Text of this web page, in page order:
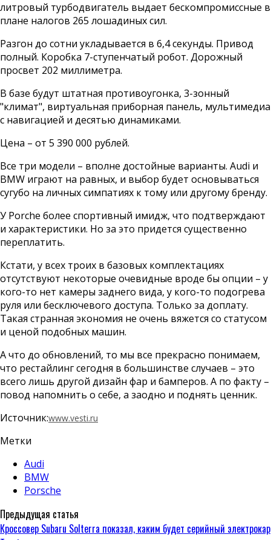
литровый турбодвигатель выдает бескомпромиссные в
плане налогов 265 лошадиных сил.
Разгон до сотни укладывается в 6,4 секунды. Привод
полный. Коробка 7-ступенчатый робот. Дорожный
просвет 202 миллиметра.
В базе будут штатная противоугонка, 3-зонный
"климат", виртуальная приборная панель, мультимедиа
с навигацией и десятью динамиками.
Цена – от 5 390 000 рублей.
Все три модели – вполне достойные варианты. Audi и
BMW играют на равных, и выбор будет основываться
сугубо на личных симпатиях к тому или другому бренду.
У Porche более спортивный имидж, что подтверждают
и характеристики. Но за это придется существенно
переплатить.
Кстати, у всех троих в базовых комплектациях
отсутствуют некоторые очевидные вроде бы опции – у
кого-то нет камеры заднего вида, у кого-то подогрева
руля или бесключевого доступа. Только за доплату.
Такая странная экономия не очень вяжется со статусом
и ценой подобных машин.
А что до обновлений, то мы все прекрасно понимаем,
что рестайлинг сегодня в большинстве случаев – это
всего лишь другой дизайн фар и бамперов. А по факту –
повод напомнить о себе, а заодно и поднять ценник.
Источник:www.vesti.ru
Метки
Audi
BMW
Porsche
Предыдущая статья
Кроссовер Subaru Solterra показал, каким будет серийный электрокар